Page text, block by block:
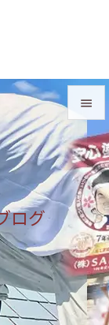
ログ


メニュ

サイド

前へ

次へ

検索